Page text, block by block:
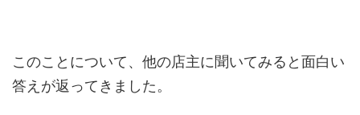
このことについて、他の店主に聞いてみると面白い
答えが返ってきました。